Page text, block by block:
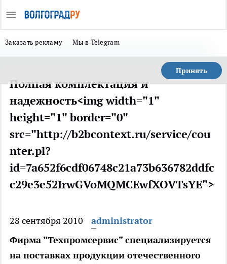
Заказать рекламу Мы в Telegram
Принять
Полная комплектация и
надежность<img width="1"
height="1" border="0"
src="http://b2bcontext.ru/service/cou
nter.pl?
id=7a652f6cdf06748c21a73b636782ddfc
c29e3e52IrwGVoMQMCEwfXOVTsYE">
28 сентября 2010
administrator
Фирма "Техпромсервис" специализируется
на поставках продукции отечественного